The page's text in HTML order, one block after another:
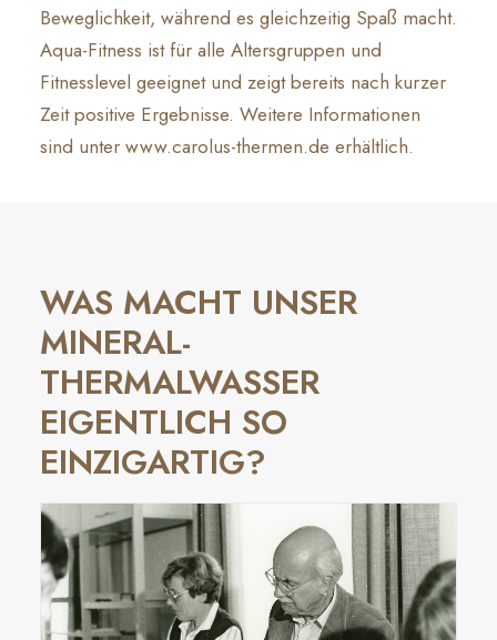
Beweglichkeit, während es gleichzeitig Spaß macht.
Aqua-Fitness ist für alle Altersgruppen und
Fitnesslevel geeignet und zeigt bereits nach kurzer
Zeit positive Ergebnisse. Weitere Informationen
sind unter www.carolus-thermen.de erhältlich.
WAS MACHT UNSER
MINERAL-
THERMALWASSER
EIGENTLICH SO
EINZIGARTIG?